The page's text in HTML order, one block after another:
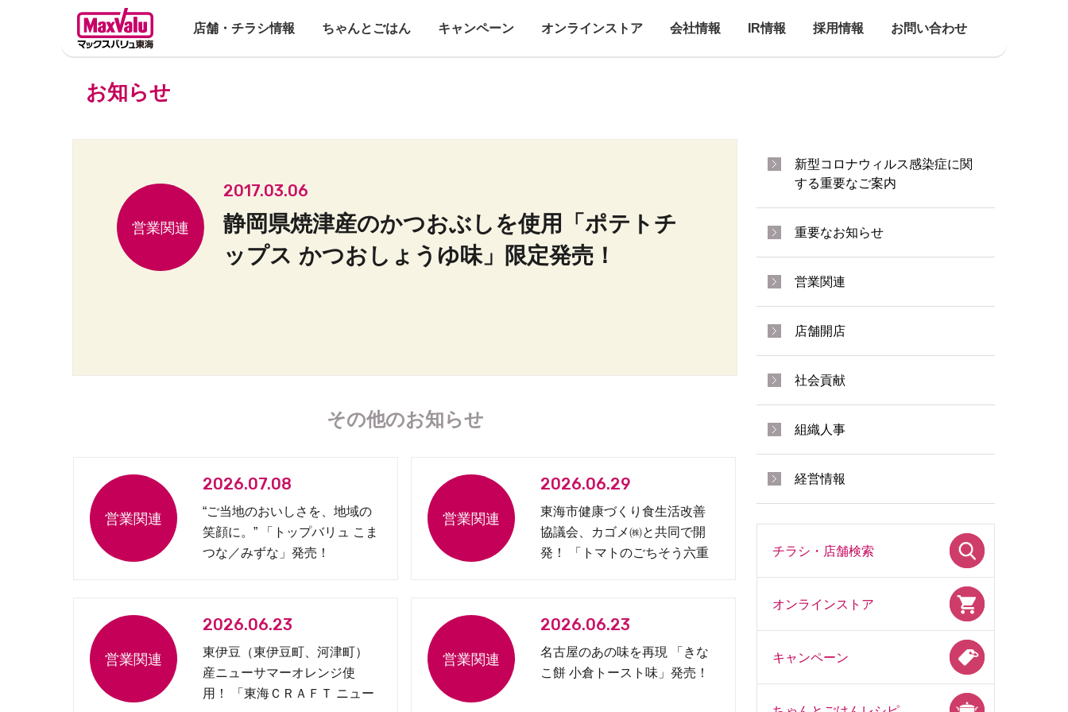
店舗・チラシ情報 ちゃんとごはん キャンペーン オンラインストア 会社情報 IR情報 採用情報 お問い合わせ
お知らせ
2017.03.06
静岡県焼津産のかつおぶしを使用「ポテトチ
ップス かつおしょうゆ味」限定発売！
その他のお知らせ
2026.07.08
“ご当地のおいしさを、地域の
笑顔に。” 「トップバリュ こま
つな／みずな」発売！
2026.06.29
東海市健康づくり食生活改善
協議会、カゴメ㈱と共同で開
発！ 「トマトのごちそう六重
2026.06.23
東伊豆（東伊豆町、河津町）
産ニューサマーオレンジ使
用！ 「東海ＣＲＡＦＴ ニュー
2026.06.23
名古屋のあの味を再現 「きな
こ餅 小倉トースト味」発売！
新型コロナウィルス感染症に関
する重要なご案内
重要なお知らせ
営業関連
店舗開店
社会貢献
組織人事
経営情報
チラシ・店舗検索
オンラインストア
キャンペーン